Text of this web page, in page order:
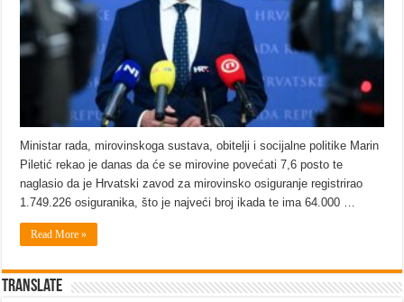
Ministar rada, mirovinskoga sustava, obitelji i socijalne politike Marin
Piletić rekao je danas da će se mirovine povećati 7,6 posto te
naglasio da je Hrvatski zavod za mirovinsko osiguranje registrirao
1.749.226 osiguranika, što je najveći broj ikada te ima 64.000 …
Read More »
Translate